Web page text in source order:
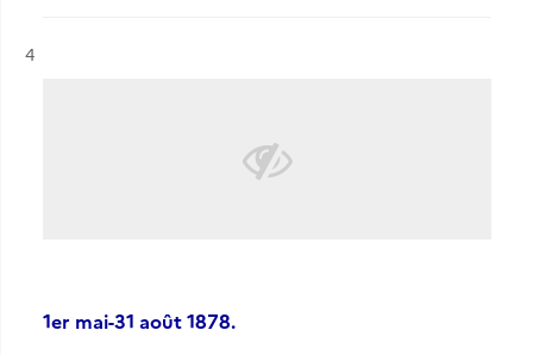
Résultat n°
4
1er mai-31 août 1878.